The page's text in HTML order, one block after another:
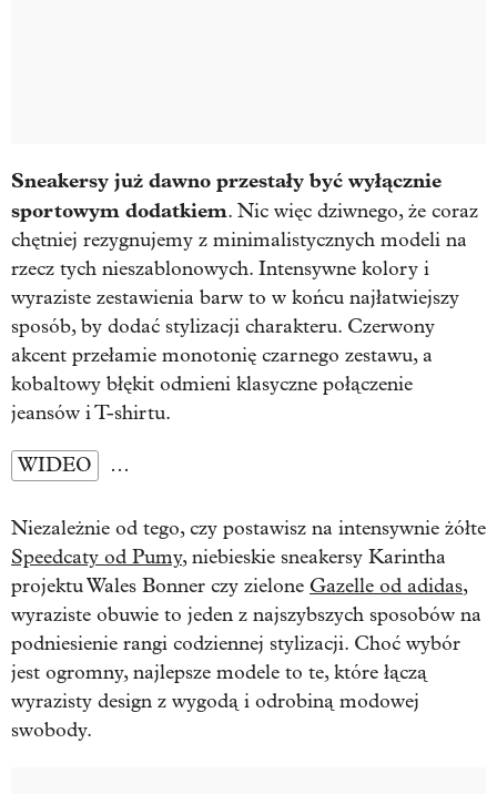
Sneakersy już dawno przestały być wyłącznie
sportowym dodatkiem. Nic więc dziwnego, że coraz
chętniej rezygnujemy z minimalistycznych modeli na
rzecz tych nieszablonowych. Intensywne kolory i
wyraziste zestawienia barw to w końcu najłatwiejszy
sposób, by dodać stylizacji charakteru. Czerwony
akcent przełamie monotonię czarnego zestawu, a
kobaltowy błękit odmieni klasyczne połączenie
jeansów i T-shirtu.
WIDEO …
Niezależnie od tego, czy postawisz na intensywnie żółte
Speedcaty od Pumy, niebieskie sneakersy Karintha
projektu Wales Bonner czy zielone Gazelle od adidas,
wyraziste obuwie to jeden z najszybszych sposobów na
podniesienie rangi codziennej stylizacji. Choć wybór
jest ogromny, najlepsze modele to te, które łączą
wyrazisty design z wygodą i odrobiną modowej
swobody.